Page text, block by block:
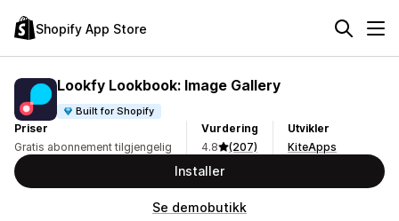
Shopify App Store
Lookfy Lookbook: Image Gallery
Built for Shopify
Priser
Gratis abonnement tilgjengelig
Vurdering
4.8
(207)
Utvikler
KiteApps
Installer
Se demobutikk